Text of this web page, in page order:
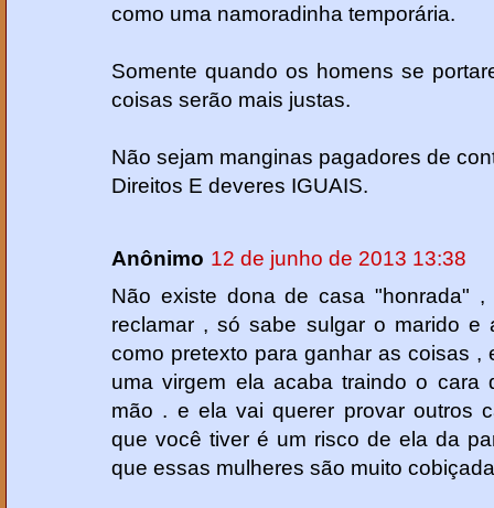
como uma namoradinha temporária.
Somente quando os homens se
coisas serão mais justas.
Não sejam manginas pagadores de
Direitos E deveres IGUAIS.
Anônimo 12 de junho de 2013 13:38
Não existe dona de casa "honrada"
reclamar , só sabe sulgar o marido e
como pretexto para ganhar as coisas ,
uma virgem ela acaba traindo o cara
mão . e ela vai querer provar outros
que você tiver é um risco de ela da
que essas mulheres são muito